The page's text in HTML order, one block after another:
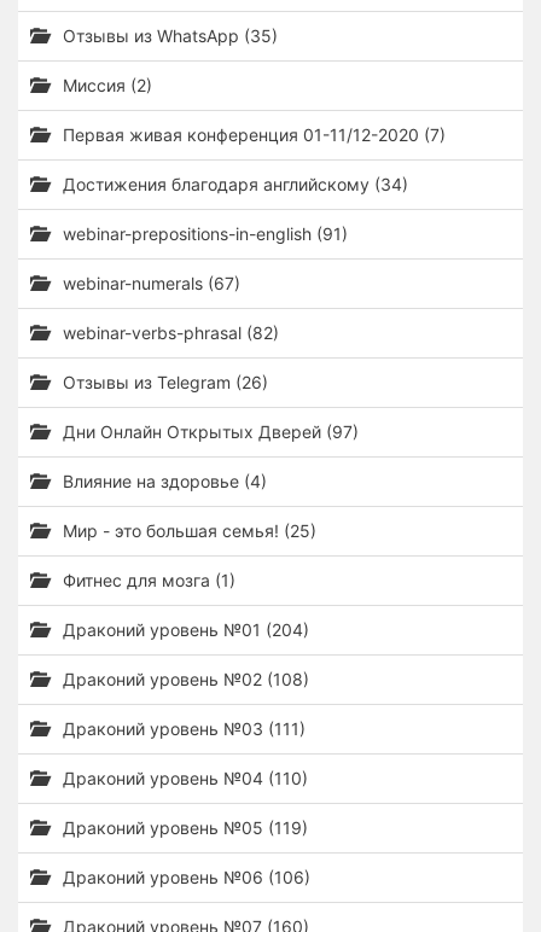
Отзывы из WhatsApp (35)
Миссия (2)
Первая живая конференция 01-11/12-2020 (7)
Достижения благодаря английскому (34)
webinar-prepositions-in-english (91)
webinar-numerals (67)
webinar-verbs-phrasal (82)
Отзывы из Telegram (26)
Дни Онлайн Открытых Дверей (97)
Влияние на здоровье (4)
Мир - это большая семья! (25)
Фитнес для мозга (1)
Драконий уровень №01 (204)
Драконий уровень №02 (108)
Драконий уровень №03 (111)
Драконий уровень №04 (110)
Драконий уровень №05 (119)
Драконий уровень №06 (106)
Драконий уровень №07 (160)